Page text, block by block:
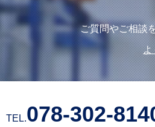
ご質問やご相談
よ
TEL.078-302-